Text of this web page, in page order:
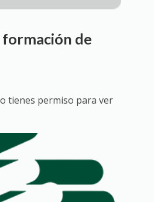
de
tienes permiso para ver